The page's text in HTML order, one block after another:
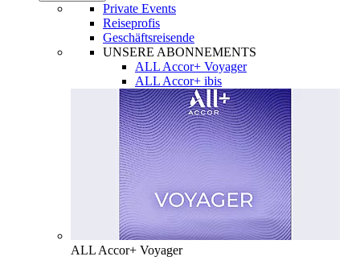
Private Events
Reiseprofis
Geschäftsreisende
UNSERE ABONNEMENTS
ALL Accor+ Voyager
ALL Accor+ ibis
ALL Accor+ Voyager